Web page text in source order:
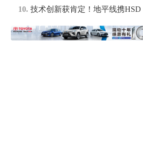
10. 技术创新获肯定！地平线携HSD